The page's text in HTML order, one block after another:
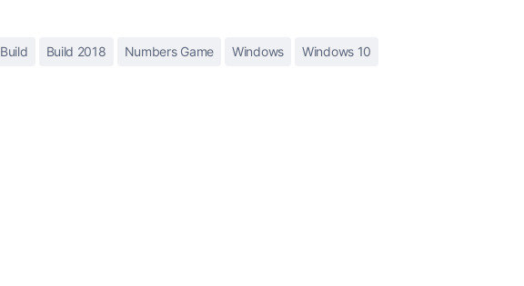
Build Build 2018 Numbers Game Windows Windows 10